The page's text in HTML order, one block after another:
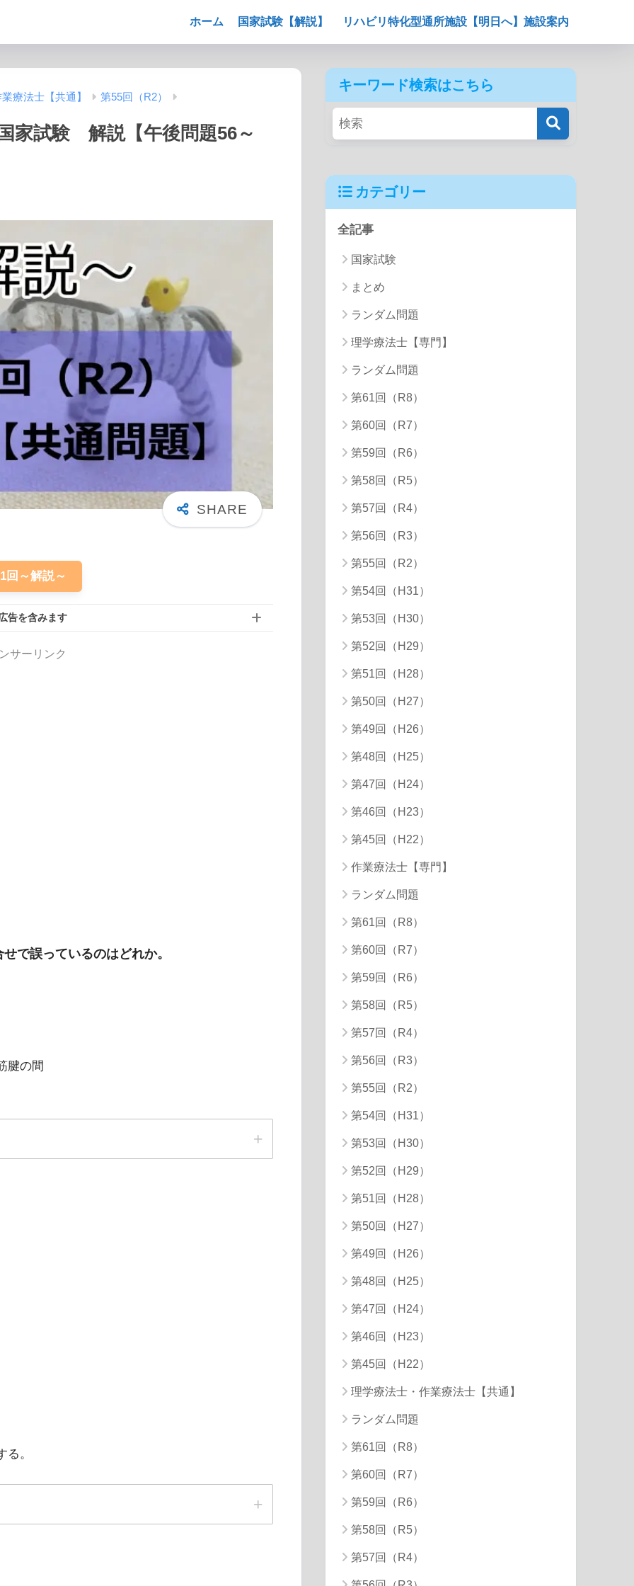
ホーム 国家試験【解説】 リハビリ特化型通所施設【明日へ】施設案内
療法士【共通】 第55回（R2）
家試験 解説【午後問題56～
回～解説～
告を含みます
サーリンク
で誤っているのはどれか。
腱の間
。
キーワード検索はこちら
カテゴリー
全記事
国家試験
まとめ
ランダム問題
理学療法士【専門】
ランダム問題
第61回（R8）
第60回（R7）
第59回（R6）
第58回（R5）
第57回（R4）
第56回（R3）
第55回（R2）
第54回（H31）
第53回（H30）
第52回（H29）
第51回（H28）
第50回（H27）
第49回（H26）
第48回（H25）
第47回（H24）
第46回（H23）
第45回（H22）
作業療法士【専門】
ランダム問題
第61回（R8）
第60回（R7）
第59回（R6）
第58回（R5）
第57回（R4）
第56回（R3）
第55回（R2）
第54回（H31）
第53回（H30）
第52回（H29）
第51回（H28）
第50回（H27）
第49回（H26）
第48回（H25）
第47回（H24）
第46回（H23）
第45回（H22）
理学療法士・作業療法士【共通】
ランダム問題
第61回（R8）
第60回（R7）
第59回（R6）
第58回（R5）
第57回（R4）